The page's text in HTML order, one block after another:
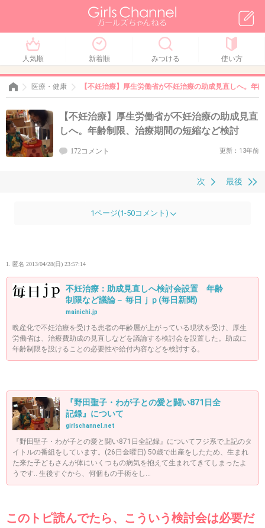
人気順 新着順 みつける 使い方
医療・健康 【不妊治療】厚生労働省が不妊治療の助成見直しへ。年
【不妊治療】厚生労働省が不妊治療の助成見直
しへ。年齢制限、治療期間の短縮など検討
172コメント 更新：13年前
最後
次
1ページ(1-50コメント)
1. 匿名 2013/04/28(日) 23:57:14
不妊治療：助成見直しへ検討会設置 年齢
制限など議論－ 毎日ｊｐ(毎日新聞)
mainichi.jp
晩産化で不妊治療を受ける患者の年齢層が上がっている現状を受け、厚生
労働省は、治療費助成の見直しなどを議論する検討会を設置した。助成に
年齢制限を設けることの必要性や給付内容などを検討する。
『野田聖子・わが子との愛と闘い871日全
記録』について
girlschannel.net
『野田聖子・わが子との愛と闘い871日全記録』についてフジ系で上記のタ
イトルの番組をしています。(26日金曜日) 50歳で出産をしたため、生まれ
た来た子どもさんが体にいくつもの病気を抱えて生まれてきてしまったよ
うです‥ 生後すぐから、何個もの手術をし...
このトピ読んでたら、こういう検討会は必要だ